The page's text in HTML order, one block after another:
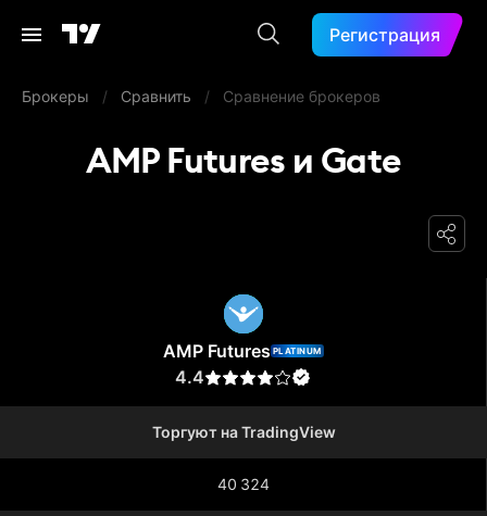
Регистрация
Брокеры / Сравнить / Сравнение брокеров
AMP Futures и Gate
AMP Futures PLATINUM
4.4
Торгуют на TradingView
40 324